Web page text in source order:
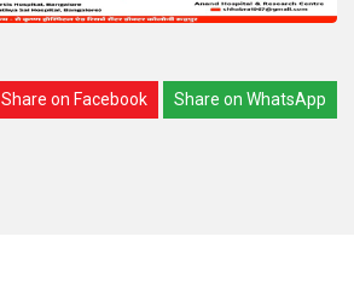
Share on Facebook Share on WhatsApp